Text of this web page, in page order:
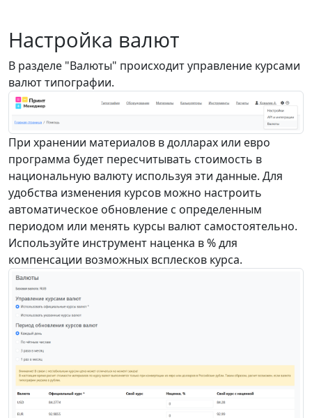
Настройка валют
В разделе "Валюты" происходит управление курсами
валют типографии.
При хранении материалов в долларах или евро
программа будет пересчитывать стоимость в
национальную валюту используя эти данные. Для
удобства изменения курсов можно настроить
автоматическое обновление с определенным
периодом или менять курсы валют самостоятельно.
Используйте инструмент наценка в % для
компенсации возможных всплесков курса.